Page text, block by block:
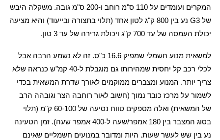
המקרים ועומדים על 110 ס"מ רוחב ו-200 ס"מ גובה. משקלה היבש
של G3
נע בין 800 ק"ג לטון אחד (תלוי בתצורה ובייעוד) והיא מציעה
יכולת העמסה של עד 700 ק"ג ויכולת גרירה של עד 3 טון.
למשאית מנוע חשמלי שמפיק 16.6 כ"ס. זה לא נשמע הרבה אבל
לכלי רכב קל יחסית שמהירותו גם מוגבלת ל-40 קמ"ש כנראה שלא
צריך יותר. המנוע ומצברים ממוקמים לאורך שדרת המשאית בכדי
לשמור על מרכז כובד נמוך (חשוב לאור רוחבה הצר וגובהה הרב
של המשאית) ואלה מספקים טווח נסיעה של 60-100 ק"מ (תלוי
בסוג המצבר בין 180 אמפר/שעה ל-400 אמפר שעה). זמן הטעינה
נע בין שש לעשר שעות. היות ומדובר במנועים חשמליים שאינם